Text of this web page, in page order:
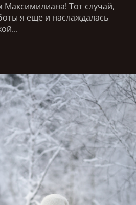
Тот случай,
я еще и наслаждалась